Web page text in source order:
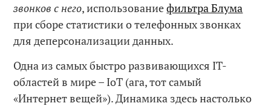
звонков с него, использованиефильтра Блума
при сборе статистики о телефонных звонках
для деперсонализации данных.
Одна из самых быстро развивающихся IT-
областей в мире – IoT (ага, тот самый
«Интернет вещей»). Динамика здесь настолько